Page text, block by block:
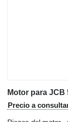
Motor para
Precio a